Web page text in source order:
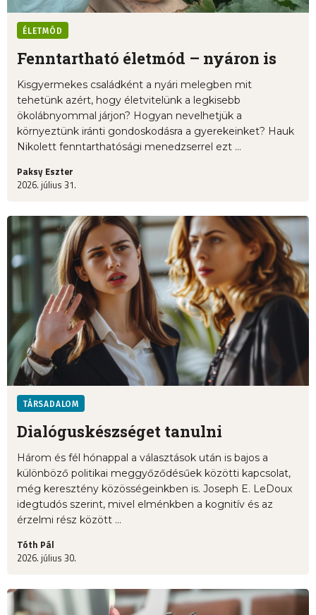
ÉLETMÓD
Fenntartható életmód – nyáron is
Kisgyermekes családként a nyári melegben mit
tehetünk azért, hogy életvitelünk a legkisebb
ökolábnyommal járjon? Hogyan nevelhetjük a
környeztünk iránti gondoskodásra a gyerekeinket? Hauk
Nikolett fenntarthatósági menedzserrel ezt ...
Paksy Eszter
2026. július 31.
TÁRSADALOM
Dialóguskészséget tanulni
Három és fél hónappal a választások után is bajos a
különböző politikai meggyőződésűek közötti kapcsolat,
még keresztény közösségeinkben is. Joseph E. LeDoux
idegtudós szerint, mivel elménkben a kognitív és az
érzelmi rész között ...
Tóth Pál
2026. július 30.